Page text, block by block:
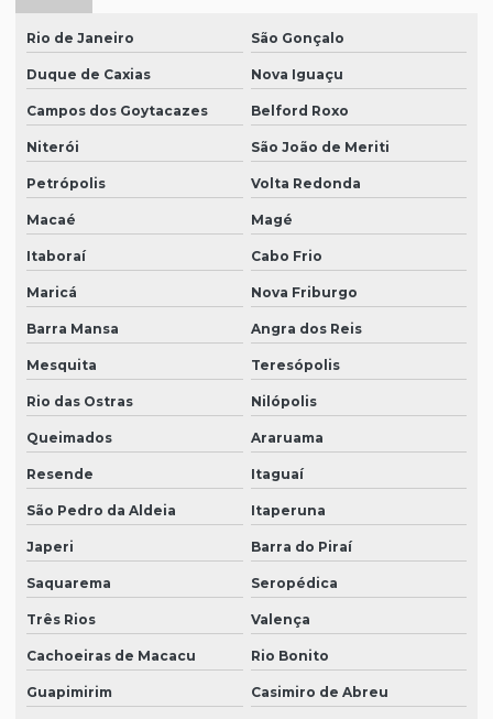
Rio de Janeiro São Gonçalo
Duque de Caxias Nova Iguaçu
Campos dos Goytacazes Belford Roxo
Niterói São João de Meriti
Petrópolis Volta Redonda
Macaé Magé
Itaboraí Cabo Frio
Maricá Nova Friburgo
Barra Mansa Angra dos Reis
Mesquita Teresópolis
Rio das Ostras Nilópolis
Queimados Araruama
Resende Itaguaí
São Pedro da Aldeia Itaperuna
Japeri Barra do Piraí
Saquarema Seropédica
Três Rios Valença
Cachoeiras de Macacu Rio Bonito
Guapimirim Casimiro de Abreu